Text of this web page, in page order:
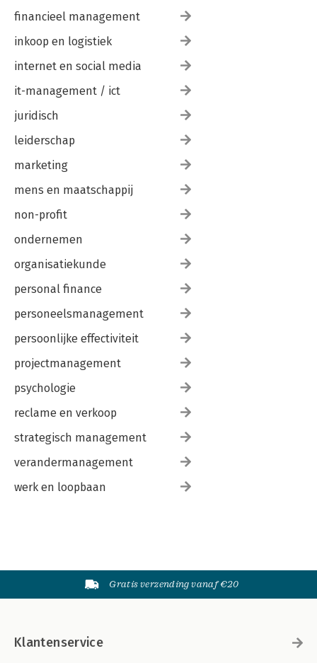
financieel management
inkoop en logistiek
internet en social media
it-management / ict
juridisch
leiderschap
marketing
mens en maatschappij
non-profit
ondernemen
organisatiekunde
personal finance
personeelsmanagement
persoonlijke effectiviteit
projectmanagement
psychologie
reclame en verkoop
strategisch management
verandermanagement
werk en loopbaan
Gratis verzending vanaf €20
Klantenservice